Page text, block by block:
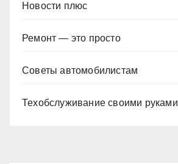
Новости плюс
Ремонт — это просто
Советы автомобилистам
Техобслуживание своими руками